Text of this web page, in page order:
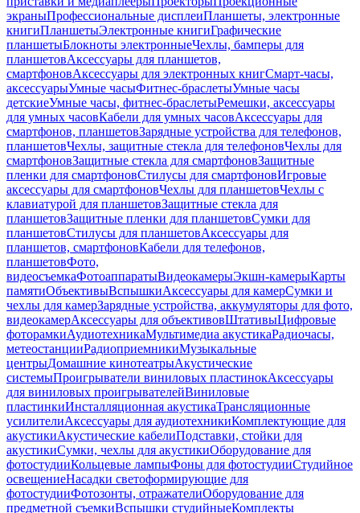
экраныПрофессиональные дисплеиПланшеты, электронные
книгиПланшетыЭлектронные книгиГрафические
планшетыБлокноты электронныеЧехлы, бамперы для
планшетовАксессуары для планшетов,
смартфоновАксессуары для электронных книгСмарт-часы,
аксессуарыУмные часыФитнес-браслетыУмные часы
детскиеУмные часы, фитнес-браслетыРемешки, аксессуары
для умных часовКабели для умных часовАксессуары для
смартфонов, планшетовЗарядные устройства для телефонов,
планшетовЧехлы, защитные стекла для телефоновЧехлы для
смартфоновЗащитные стекла для смартфоновЗащитные
пленки для смартфоновСтилусы для смартфоновИгровые
аксессуары для смартфоновЧехлы для планшетовЧехлы с
клавиатурой для планшетовЗащитные стекла для
планшетовЗащитные пленки для планшетовСумки для
планшетовСтилусы для планшетовАксессуары для
планшетов, смартфоновКабели для телефонов,
планшетовФото,
видеосъемкаФотоаппаратыВидеокамерыЭкшн-камерыКарты
памятиОбъективыВспышкиАксессуары для камерСумки и
чехлы для камерЗарядные устройства, аккумуляторы для фото,
видеокамерАксессуары для объективовШтативыЦифровые
фоторамкиАудиотехникаМультимедиа акустикаРадиочасы,
метеостанцииРадиоприемникиМузыкальные
центрыДомашние кинотеатрыАкустические
системыПроигрыватели виниловых пластинокАксессуары
для виниловых проигрывателейВиниловые
пластинкиИнсталляционная акустикаТрансляционные
усилителиАксессуары для аудиотехникиКомплектующие для
акустикиАкустические кабелиПодставки, стойки для
акустикиСумки, чехлы для акустикиОборудование для
фотостудииКольцевые лампыФоны для фотостудииСтудийное
освещениеНасадки светоформирующие для
фотостудииФотозонты, отражателиОборудование для
предметной съемкиВспышки студийныеКомплекты